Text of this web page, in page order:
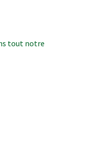
tout notre